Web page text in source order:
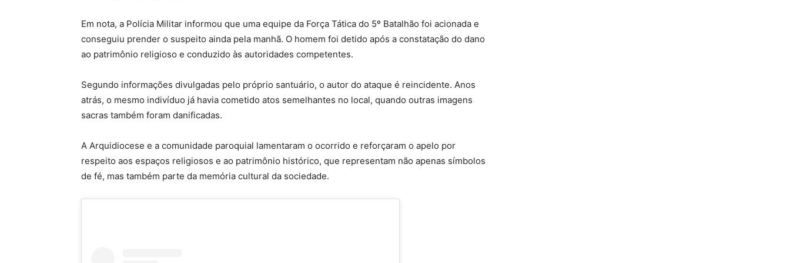
Em nota, a Polícia Militar informou que uma equipe da Força Tática do 5º Batalhão foi acionada e
conseguiu prender o suspeito ainda pela manhã. O homem foi detido após a constatação do dano
ao patrimônio religioso e conduzido às autoridades competentes.
Segundo informações divulgadas pelo próprio santuário, o autor do ataque é reincidente. Anos
atrás, o mesmo indivíduo já havia cometido atos semelhantes no local, quando outras imagens
sacras também foram danificadas.
A Arquidiocese e a comunidade paroquial lamentaram o ocorrido e reforçaram o apelo por
respeito aos espaços religiosos e ao patrimônio histórico, que representam não apenas símbolos
de fé, mas também parte da memória cultural da sociedade.